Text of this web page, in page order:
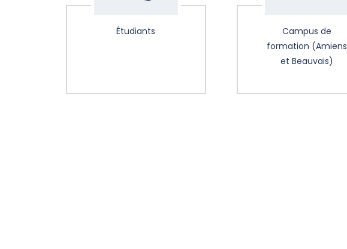
Étudiants
Campus de
formation (Amiens
et Beauvais)